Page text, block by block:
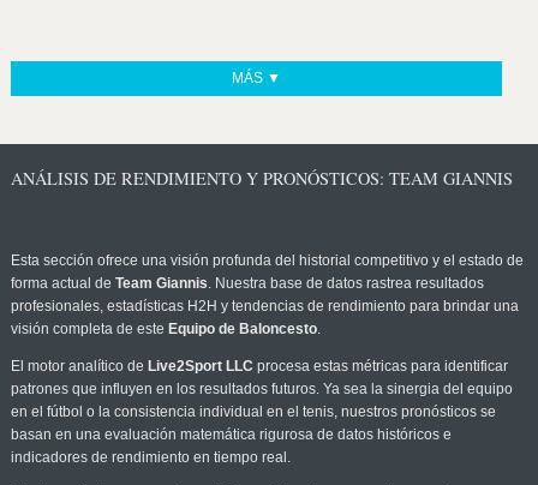
MÁS ▼
ANÁLISIS DE RENDIMIENTO Y PRONÓSTICOS: TEAM GIANNIS
Esta sección ofrece una visión profunda del historial competitivo y el estado de
forma actual de Team Giannis. Nuestra base de datos rastrea resultados
profesionales, estadísticas H2H y tendencias de rendimiento para brindar una
visión completa de este Equipo de Baloncesto.
El motor analítico de Live2Sport LLC procesa estas métricas para identificar
patrones que influyen en los resultados futuros. Ya sea la sinergia del equipo
en el fútbol o la consistencia individual en el tenis, nuestros pronósticos se
basan en una evaluación matemática rigurosa de datos históricos e
indicadores de rendimiento en tiempo real.